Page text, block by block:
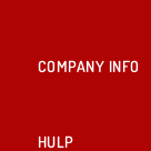
COMPANY INFO
HULP